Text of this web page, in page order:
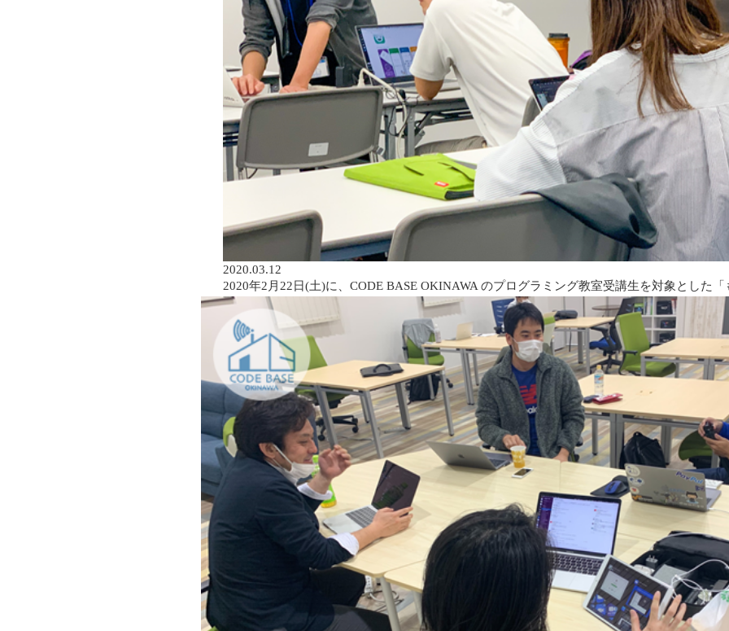
2020.03.12
2020年2月22日(土)に、CODE BASE OKINAWA のプログラミング教室受講生を対象とした